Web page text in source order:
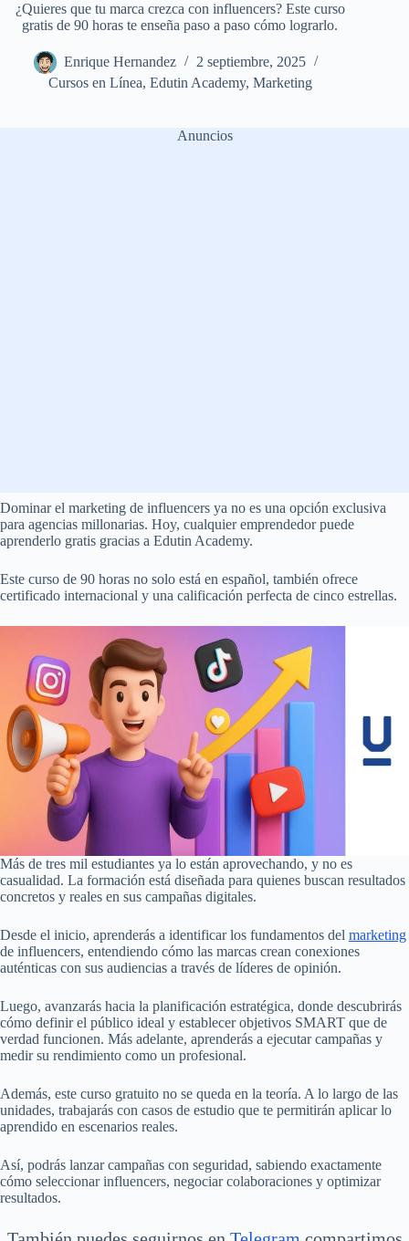
¿Quieres que tu marca crezca con influencers? Este curso
gratis de 90 horas te enseña paso a paso cómo lograrlo.
Enrique Hernandez
2 septiembre, 2025
Cursos en Línea, Edutin Academy, Marketing
Anuncios
Dominar el marketing de influencers ya no es una opción exclusiva
para agencias millonarias. Hoy, cualquier emprendedor puede
aprenderlo gratis gracias a Edutin Academy.
Este curso de 90 horas no solo está en español, también ofrece
certificado internacional y una calificación perfecta de cinco estrellas.
Más de tres mil estudiantes ya lo están aprovechando, y no es
casualidad. La formación está diseñada para quienes buscan resultados
concretos y reales en sus campañas digitales.
Desde el inicio, aprenderás a identificar los fundamentos del marketing
de influencers, entendiendo cómo las marcas crean conexiones
auténticas con sus audiencias a través de líderes de opinión.
Luego, avanzarás hacia la planificación estratégica, donde descubrirás
cómo definir el público ideal y establecer objetivos SMART que de
verdad funcionen. Más adelante, aprenderás a ejecutar campañas y
medir su rendimiento como un profesional.
Además, este curso gratuito no se queda en la teoría. A lo largo de las
unidades, trabajarás con casos de estudio que te permitirán aplicar lo
aprendido en escenarios reales.
Así, podrás lanzar campañas con seguridad, sabiendo exactamente
cómo seleccionar influencers, negociar colaboraciones y optimizar
resultados.